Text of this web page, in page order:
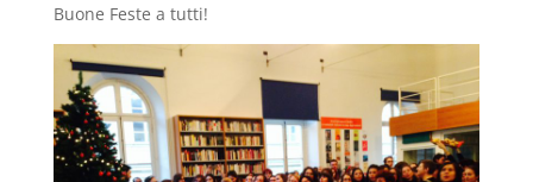
Buone Feste a tutti!